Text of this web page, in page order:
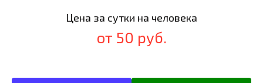
Цена за сутки на человека
от 50 руб.